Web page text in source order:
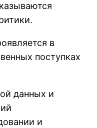
в
поступках
данных и
и